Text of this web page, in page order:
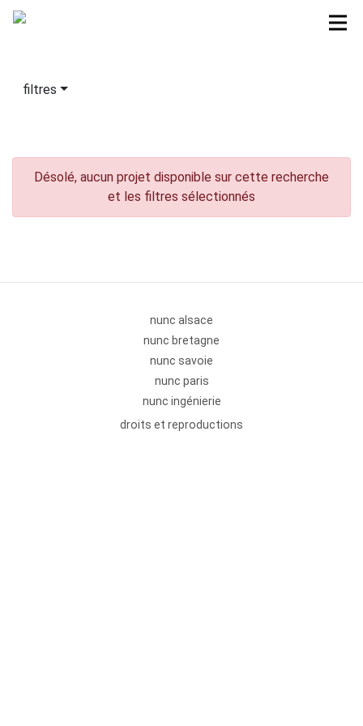
filtres
Désolé, aucun projet disponible sur cette recherche
et les filtres sélectionnés
nunc alsace
nunc bretagne
nunc savoie
nunc paris
nunc ingénierie
droits et reproductions